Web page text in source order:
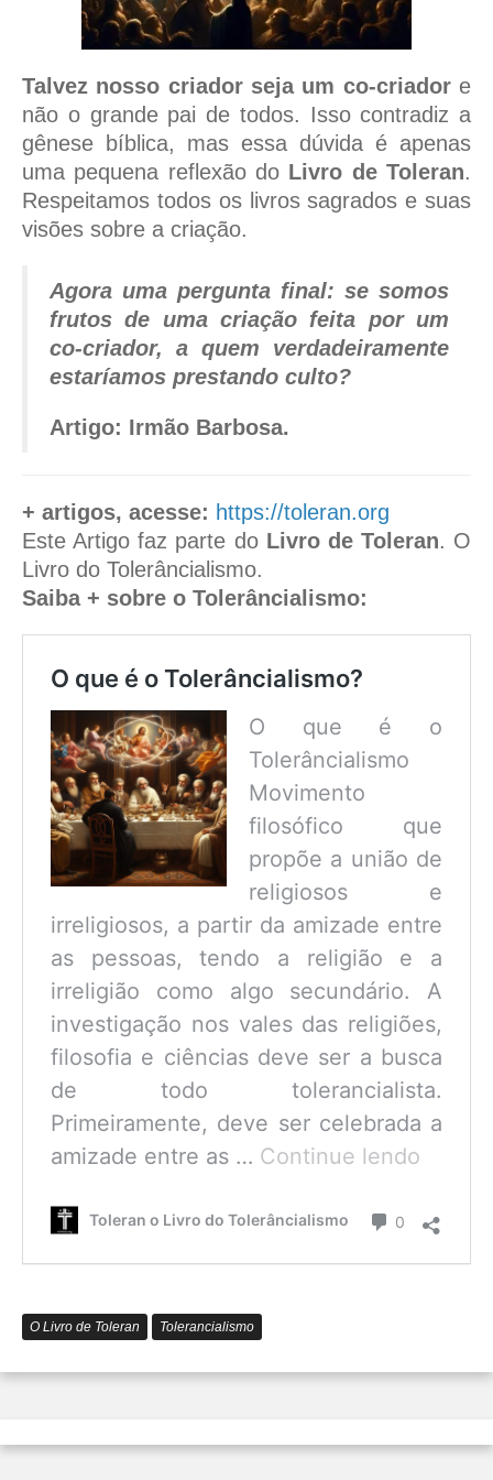
Talvez nosso criador seja um co-criadore
não o grande pai de todos. Isso contradiz a
gênese bíblica, mas essa dúvida é apenas
uma pequena reflexão do Livro de Toleran.
Respeitamos todos os livros sagrados e suas
visões sobre a criação.
Agora uma pergunta final: se somos
frutos de uma criação feita por um
co-criador, a quem verdadeiramente
estaríamos prestando culto?
Artigo: Irmão Barbosa.
+ artigos, acesse: https://toleran.org
Este Artigo faz parte do Livro de Toleran. O
Livro do Tolerâncialismo.
Saiba + sobre o Tolerâncialismo:
O que é o Tolerâncialismo?
O que é o
Tolerâncialismo
Movimento
filosófico que
propõe a união de
religiosos e
irreligiosos, a partir da amizade entre
as pessoas, tendo a religião e a
irreligião como algo secundário. A
investigação nos vales das religiões,
filosofia e ciências deve ser a busca
de todo tolerancialista.
Primeiramente, deve ser celebrada a
amizade entre as … Continue lendo
é
Toleran o Livro do Tolerâncialismo 0 Comentário
O Livro de Toleran Tolerancialismo